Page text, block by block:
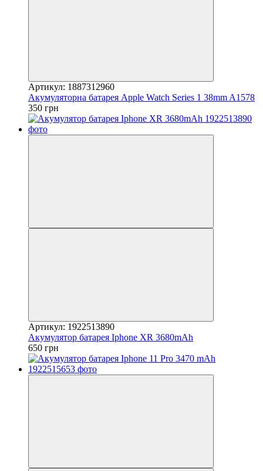
Артикул: 1887312960
Акумуляторна батарея Apple Watch Series 1 38mm A1578
350 грн
Артикул: 1922513890
Акумулятор батарея Iphone XR 3680mAh
650 грн